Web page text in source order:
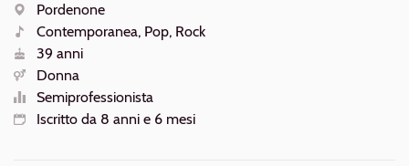
Luogo
Pordenone
Generi
Contemporanea, Pop, Rock
Età
39 anni
Sesso
Donna
Livello
Semiprofessionista
Iscritto da 8 anni e 6 mesi